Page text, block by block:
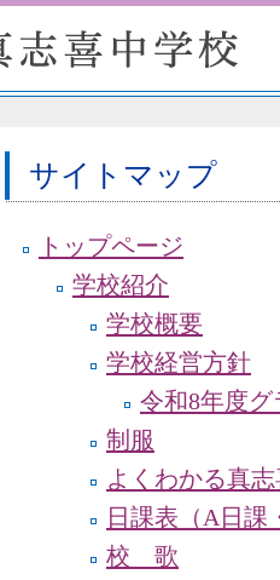
サイトマップ
トップページ
学校紹介
学校概要
学校経営方針
令和8年度
制服
よくわかる真
日課表（A日課
校 歌